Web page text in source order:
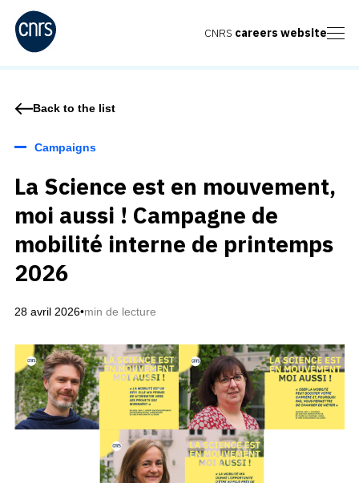
CNRS careers website
Back to the list
Campaigns
La Science est en mouvement,
moi aussi ! Campagne de
mobilité interne de printemps
2026
28 avril 2026•min de lecture